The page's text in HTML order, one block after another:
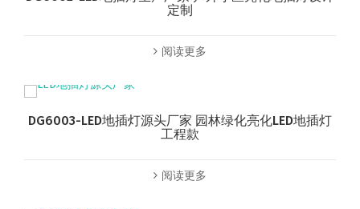
定制
阅读更多
DG6003-LED地插灯源头厂家 园林绿化亮化LED地插灯
工程款
阅读更多